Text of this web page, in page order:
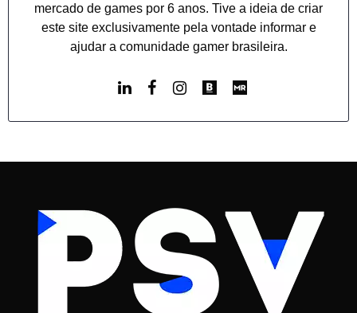
mercado de games por 6 anos. Tive a ideia de criar
este site exclusivamente pela vontade informar e
ajudar a comunidade gamer brasileira.